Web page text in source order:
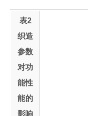
表2
织造
参数
对功
能性
能的
影响